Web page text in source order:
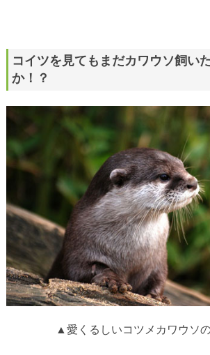
コイツを見てもまだカワウソ飼い
か！？
▲愛くるしいコツメカワウソ